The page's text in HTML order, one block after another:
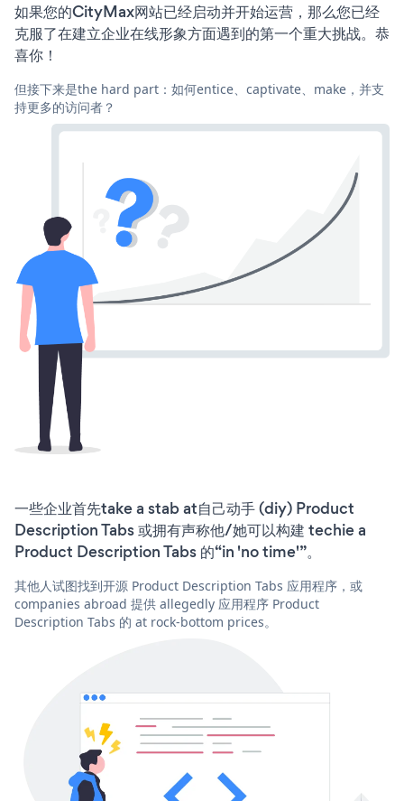
如果您的CityMax网站已经启动并开始运营，那么您已经
克服了在建立企业在线形象方面遇到的第一个重大挑战。恭
喜你！
但接下来是the hard part：如何entice、captivate、make，并支
持更多的访问者？
一些企业首先take a stab at自己动手 (diy) Product
Description Tabs 或拥有声称他/她可以构建 techie a
Product Description Tabs 的“in 'no time'”。
其他人试图找到开源 Product Description Tabs 应用程序，或
companies abroad 提供 allegedly 应用程序 Product
Description Tabs 的 at rock-bottom prices。